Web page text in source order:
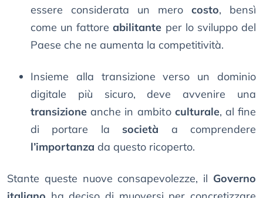
essere considerata un mero costo, bensì
come un fattoreabilitante per lo sviluppo del
Paese che ne aumenta la competitività.
Insieme alla transizione verso un dominio
digitale più sicuro, deve avvenire una
transizione anche in ambito culturale, al fine
di portare la società a comprendere
l’importanza da questo ricoperto.
Stante queste nuove consapevolezze, il Governo